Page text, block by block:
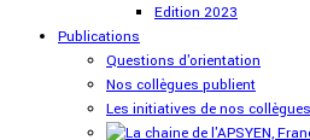
Edition 2023
Publications
Questions d'orientation
Nos collègues publient
Les initiatives de nos collègues